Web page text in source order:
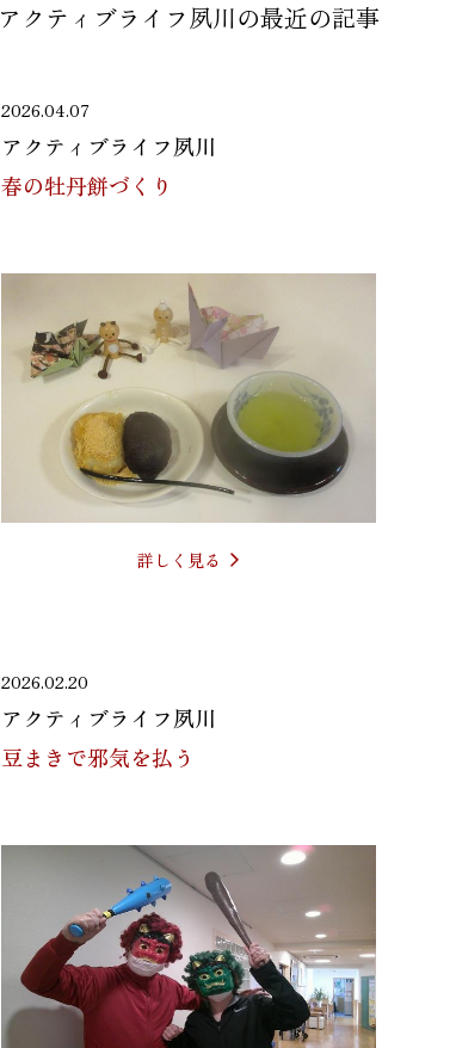
アクティブライフ夙川の最近の記事
2026.04.07
アクティブライフ夙川
春の牡丹餅づくり
詳しく見る
2026.02.20
アクティブライフ夙川
豆まきで邪気を払う